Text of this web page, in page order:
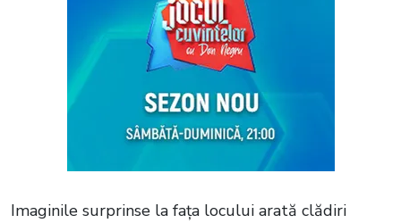
Imaginile surprinse la fața locului arată clădiri